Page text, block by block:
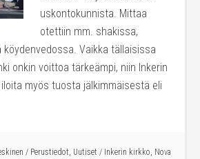
uskontokunnista. Mittaa
otettiin mm. shakissa,
köydenvedossa. Vaikka tällaisissa
onkin voittoa tärkeämpi, niin Inkerin
myös tuosta jälkimmäisestä eli
/ Perustiedot, Uutiset / Inkerin kirkko, Nova